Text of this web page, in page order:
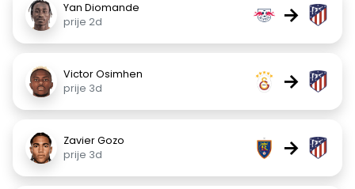
Yan Diomande
prije 2d
→
Victor Osimhen
prije 3d
→
Zavier Gozo
prije 3d
→